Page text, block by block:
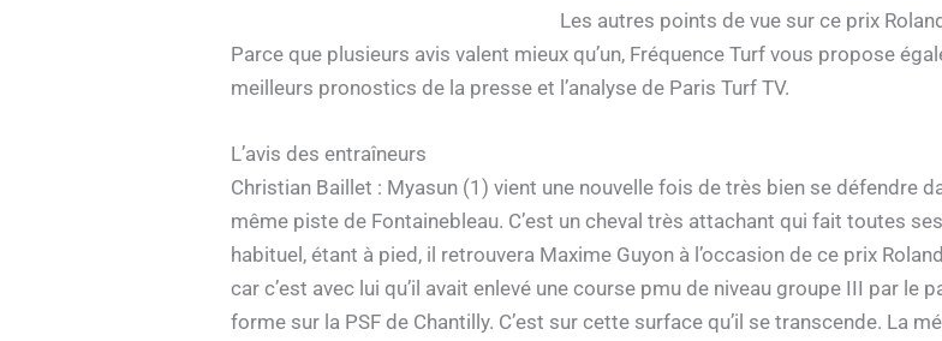
Les autres points de vue sur ce prix
Parce que plusieurs avis valent mieux qu’un, Fréquence Turf vous propose
meilleurs pronostics de la presse et l’analyse de Paris Turf TV.
L’avis des entraîneurs
Christian Baillet : Myasun (1) vient une nouvelle fois de très bien se défendre
même piste de Fontainebleau. C’est un cheval très attachant qui fait toutes
habituel, étant à pied, il retrouvera Maxime Guyon à l’occasion de ce prix
car c’est avec lui qu’il avait enlevé une course pmu de niveau groupe III par le
forme sur la PSF de Chantilly. C’est sur cette surface qu’il se transcende. La